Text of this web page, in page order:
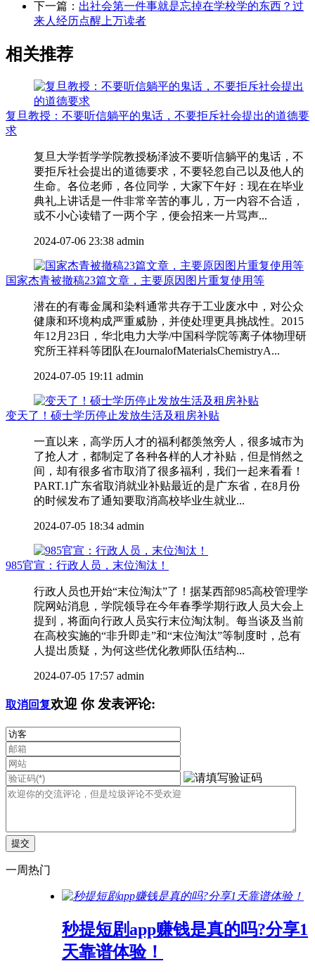
下一篇： 出社会第一件事就是忘掉在学校学的东西？过
来人经历点醒上万读者
相关推荐
复旦教授：不要听信躺平的鬼话，不要拒斥社会提出的道德要
求
复旦大学哲学学院教授杨泽波不要听信躺平的鬼话，不
要拒斥社会提出的道德要求，不要轻忽自己以及他人的
生命。各位老师，各位同学，大家下午好：现在在毕业
典礼上讲话是一件非常辛苦的事儿，万一内容不合适，
或不小心读错了一两个字，便会招来一片骂声...
2024-07-06 23:38 admin
国家杰青被撤稿23篇文章，主要原因图片重复使用等
潜在的有毒金属和染料通常共存于工业废水中，对公众
健康和环境构成严重威胁，并使处理更具挑战性。2015
年12月23日，华北电力大学/中国科学院等离子体物理研
究所王祥科等团队在JournalofMaterialsChemistryA...
2024-07-05 19:11 admin
变天了！硕士学历停止发放生活及租房补贴
一直以来，高学历人才的福利都羡煞旁人，很多城市为
了抢人才，都制定了各种各样的人才补贴，但是悄然之
间，却有很多省市取消了很多福利，我们一起来看看！
PART.1广东省取消就业补贴最近的是广东省，在8月份
的时候发布了通知要取消高校毕业生就业...
2024-07-05 18:34 admin
985官宣：行政人员，末位淘汰！
行政人员也开始“末位淘汰”了！据某西部985高校管理学
院网站消息，学院领导在今年春季学期行政人员大会上
提到，将面向行政人员实行末位淘汰制。每当谈及当前
在高校实施的“非升即走”和“末位淘汰”等制度时，总有
人提出质疑，为何这些优化教师队伍结构...
2024-07-05 17:57 admin
取消回复欢迎 你发表评论:
一周热门
秒提短剧app赚钱是真的吗?分享1
天靠谱体验！